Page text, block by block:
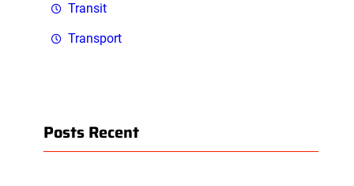
Transit
Transport
Posts Recent